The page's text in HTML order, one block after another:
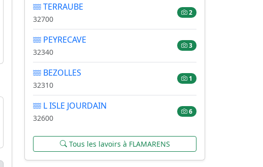
TERRAUBE
32700
2
PEYRECAVE
32340
3
BEZOLLES
32310
1
L ISLE JOURDAIN
32600
6
Tous les lavoirs à FLAMARENS